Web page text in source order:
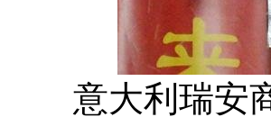
意大利瑞安